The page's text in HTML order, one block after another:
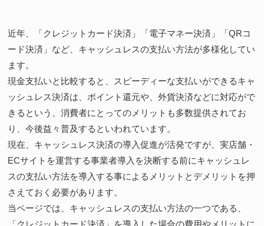
近年、「クレジットカード決済」「電子マネー決済」「QRコ
ード決済」など、キャッシュレスの支払い方法が多様化してい
ます。
現金支払いと比較すると、スピーディーな支払いができるキャ
ッシュレス決済は、ポイント還元や、外貨決済などに対応がで
きるという、消費者にとってのメリットも多数提供されてお
り、今後益々普及するといわれています。
現在、キャッシュレス決済の導入促進が活発ですが、実店舗・
ECサイトを運営する事業者導入を決断する前にキャッシュレ
スの支払い方法を導入する事によるメリットとデメリットを押
さえておく必要があります。
当ページでは、キャッシュレスの支払い方法の一つである、